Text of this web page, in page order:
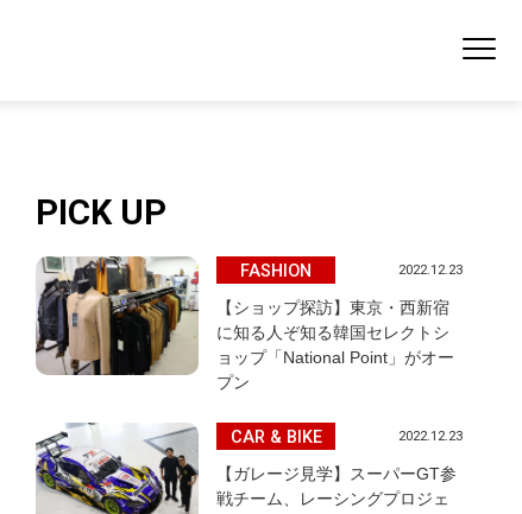
PICK UP
FASHION 2022.12.23
【ショップ探訪】東京・西新宿
に知る人ぞ知る韓国セレクトシ
ョップ「National Point」がオー
プン
CAR & BIKE 2022.12.23
【ガレージ見学】スーパーGT参
戦チーム、レーシングプロジェ